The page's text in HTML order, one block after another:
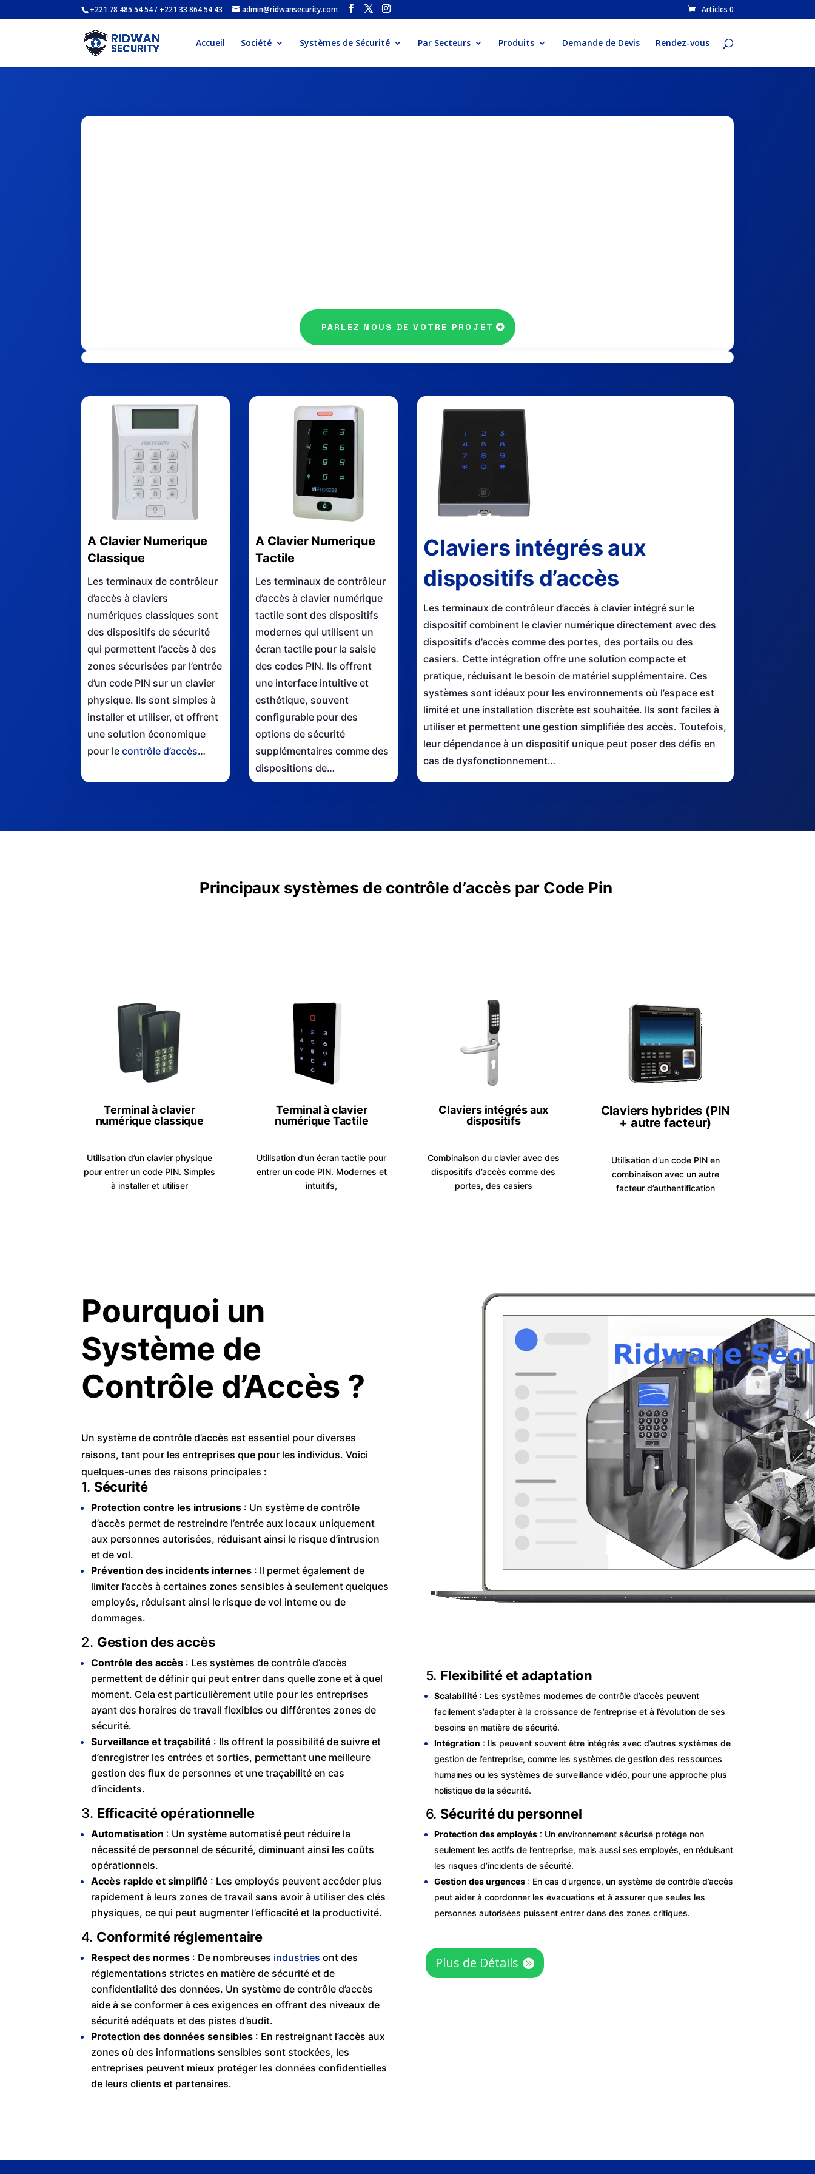
+221 78 485 54 54 / +221 33 864 54 43 admin@ridwansecurity.com Articles 0
Accueil Société Systèmes de Sécurité Par Secteurs Produits Demande de Devis Rendez-vous
PARLEZ NOUS DE VOTRE PROJET
A Clavier Numerique
Classique
Les terminaux de contrôleur
d’accès à claviers
numériques classiques sont
des dispositifs de sécurité
qui permettent l’accès à des
zones sécurisées par l’entrée
d’un code PIN sur un clavier
physique. Ils sont simples à
installer et utiliser, et offrent
une solution économique
pour lecontrôle d’accès…
A Clavier Numerique
Tactile
Les terminaux de contrôleur
d’accès à clavier numérique
tactile sont des dispositifs
modernes qui utilisent un
écran tactile pour la saisie
des codes PIN. Ils offrent
une interface intuitive et
esthétique, souvent
configurable pour des
options de sécurité
supplémentaires comme des
dispositions de…
Claviers intégrés aux
dispositifs d’accès
Les terminaux de contrôleur d’accès à clavier intégré sur le
dispositif combinent le clavier numérique directement avec des
dispositifs d’accès comme des portes, des portails ou des
casiers. Cette intégration offre une solution compacte et
pratique, réduisant le besoin de matériel supplémentaire. Ces
systèmes sont idéaux pour les environnements où l’espace est
limité et une installation discrète est souhaitée. Ils sont faciles à
utiliser et permettent une gestion simplifiée des accès. Toutefois,
leur dépendance à un dispositif unique peut poser des défis en
cas de dysfonctionnement…
Principaux systèmes de contrôle d’accès par Code Pin
Terminal à clavier
numérique classique
Utilisation d’un clavier physique
pour entrer un code PIN. Simples
à installer et utiliser
Terminal à clavier
numérique Tactile
Utilisation d’un écran tactile pour
entrer un code PIN. Modernes et
intuitifs,
Claviers intégrés aux
dispositifs
Combinaison du clavier avec des
dispositifs d’accès comme des
portes, des casiers
Claviers hybrides (PIN
+ autre facteur)
Utilisation d’un code PIN en
combinaison avec un autre
facteur d’authentification
Pourquoi un
Système de
Contrôle d’Accès ?
Un système de contrôle d’accès est essentiel pour diverses
raisons, tant pour les entreprises que pour les individus. Voici
quelques-unes des raisons principales :
1. Sécurité
Protection contre les intrusions : Un système de contrôle
d’accès permet de restreindre l’entrée aux locaux uniquement
aux personnes autorisées, réduisant ainsi le risque d’intrusion
et de vol.
Prévention des incidents internes : Il permet également de
limiter l’accès à certaines zones sensibles à seulement quelques
employés, réduisant ainsi le risque de vol interne ou de
dommages.
2. Gestion des accès
Contrôle des accès : Les systèmes de contrôle d’accès
permettent de définir qui peut entrer dans quelle zone et à quel
moment. Cela est particulièrement utile pour les entreprises
ayant des horaires de travail flexibles ou différentes zones de
sécurité.
Surveillance et traçabilité : Ils offrent la possibilité de suivre et
d’enregistrer les entrées et sorties, permettant une meilleure
gestion des flux de personnes et une traçabilité en cas
d’incidents.
3. Efficacité opérationnelle
Automatisation : Un système automatisé peut réduire la
nécessité de personnel de sécurité, diminuant ainsi les coûts
opérationnels.
Accès rapide et simplifié : Les employés peuvent accéder plus
rapidement à leurs zones de travail sans avoir à utiliser des clés
physiques, ce qui peut augmenter l’efficacité et la productivité.
4. Conformité réglementaire
Respect des normes : De nombreuses industries ont des
réglementations strictes en matière de sécurité et de
confidentialité des données. Un système de contrôle d’accès
aide à se conformer à ces exigences en offrant des niveaux de
sécurité adéquats et des pistes d’audit.
Protection des données sensibles : En restreignant l’accès aux
zones où des informations sensibles sont stockées, les
entreprises peuvent mieux protéger les données confidentielles
de leurs clients et partenaires.
5. Flexibilité et adaptation
Scalabilité: Les systèmes modernes de contrôle d’accès peuvent
facilement s’adapter à la croissance de l’entreprise et à l’évolution de ses
besoins en matière de sécurité.
Intégration : Ils peuvent souvent être intégrés avec d’autres systèmes de
gestion de l’entreprise, comme les systèmes de gestion des ressources
humaines ou les systèmes de surveillance vidéo, pour une approche plus
holistique de la sécurité.
6. Sécurité du personnel
Protection des employés: Un environnement sécurisé protège non
seulement les actifs de l’entreprise, mais aussi ses employés, en réduisant
les risques d’incidents de sécurité.
Gestion des urgences: En cas d’urgence, un système de contrôle d’accès
peut aider à coordonner les évacuations et à assurer que seules les
personnes autorisées puissent entrer dans des zones critiques.
Plus de Détails